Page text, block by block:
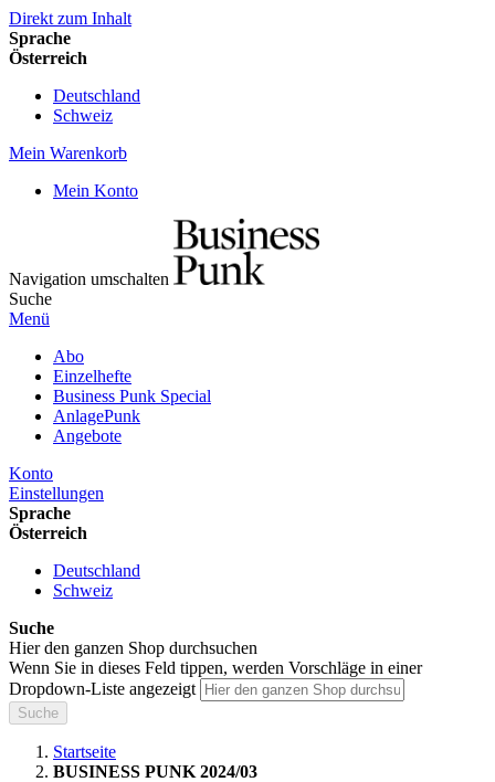
Direkt zum Inhalt
Sprache
Österreich
Deutschland
Schweiz
Mein Warenkorb
Mein Konto
Navigation umschalten
Suche
Menü
Abo
Einzelhefte
Business Punk Special
AnlagePunk
Angebote
Konto
Einstellungen
Sprache
Österreich
Deutschland
Schweiz
Suche
Hier den ganzen Shop durchsuchen
Wenn Sie in dieses Feld tippen, werden Vorschläge in einer
Dropdown-Liste angezeigt
Suche
Startseite
BUSINESS PUNK 2024/03